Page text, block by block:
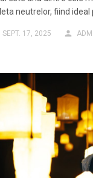
neutrelor, fiind ideal
SEPT. 17, 2025